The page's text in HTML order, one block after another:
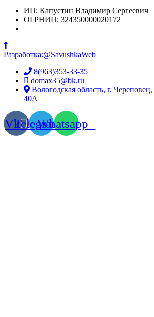
ИП: Капустин Владимир Сергеевич
ОГРНИП: 324350000020172
Разработка:@SavushkaWeb
8(963)353-33-35
domax35@bk.ru
Вологодская область, г.
40А
VkTelegramWhatsapp